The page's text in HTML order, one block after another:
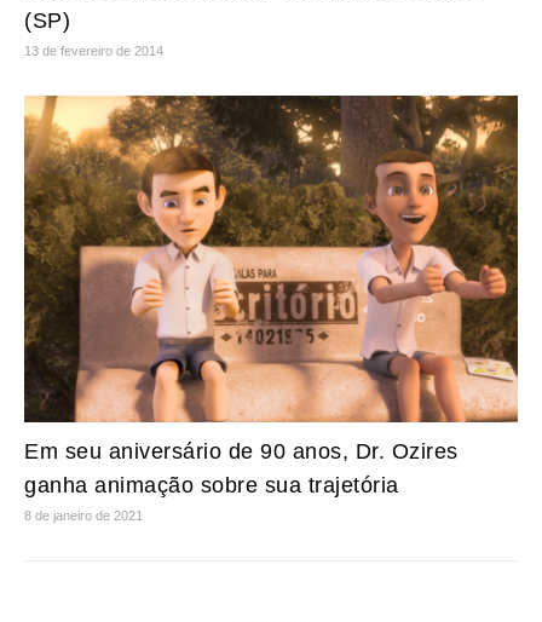
(SP)
13 de fevereiro de 2014
Em seu aniversário de 90 anos, Dr. Ozires
ganha animação sobre sua trajetória
8 de janeiro de 2021